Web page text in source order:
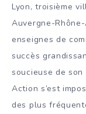
Lyon, troisième
Auvergne-
enseignes de
succès
soucieuse de son
Action s’est
des plus